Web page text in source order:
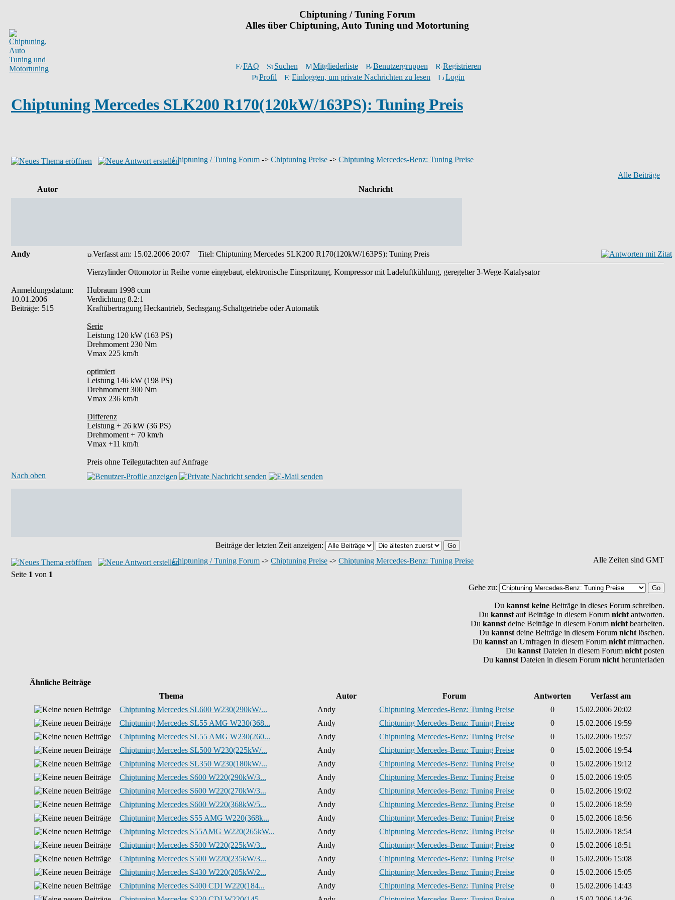
Chiptuning / Tuning Forum
Alles über Chiptuning, Auto Tuning und Motortuning
FAQ Suchen Mitgliederliste Benutzergruppen
Registrieren
Profil
Einloggen, um private Nachrichten zu lesen Login
Chiptuning Mercedes SLK200 R170(120kW/163PS): Tuning Preis
Chiptuning / Tuning Forum -> Chiptuning Preise -> Chiptuning Mercedes-Benz: Tuning Preise
Alle Beiträge
Autor
Nachricht
Andy
Anmeldungsdatum:
10.01.2006
Beiträge: 515
Verfasst am: 15.02.2006 20:07 Titel: Chiptuning Mercedes SLK200 R170(120kW/163PS): Tuning Preis
Vierzylinder Ottomotor in Reihe vorne eingebaut, elektronische Einspritzung, Kompressor mit Ladeluftkühlung, geregelter 3-Wege-Katalysator
Hubraum 1998 ccm
Verdichtung 8.2:1
Kraftübertragung Heckantrieb, Sechsgang-Schaltgetriebe oder Automatik
Serie
Leistung 120 kW (163 PS)
Drehmoment 230 Nm
Vmax 225 km/h
optimiert
Leistung 146 kW (198 PS)
Drehmoment 300 Nm
Vmax 236 km/h
Differenz
Leistung + 26 kW (36 PS)
Drehmoment + 70 km/h
Vmax +11 km/h
Preis ohne Teilegutachten auf Anfrage
Nach oben
Beiträge der letzten Zeit anzeigen:
Chiptuning / Tuning Forum -> Chiptuning Preise -> Chiptuning Mercedes-Benz: Tuning Preise
Alle Zeiten sind GMT
Seite 1 von 1
Gehe zu:
Du kannst keine Beiträge in dieses Forum schreiben.
Du kannst auf Beiträge in diesem Forum nicht antworten.
Du kannst deine Beiträge in diesem Forum nicht bearbeiten.
Du kannst deine Beiträge in diesem Forum nicht löschen.
Du kannst an Umfragen in diesem Forum nicht mitmachen.
Du kannst Dateien in diesem Forum nicht posten
Du kannst Dateien in diesem Forum nicht herunterladen
Ähnliche Beiträge
Thema
Autor Forum Antworten
Verfasst am
Chiptuning Mercedes SL600 W230(290kW/...
Andy Chiptuning Mercedes-Benz: Tuning Preise 0
15.02.2006 20:02
Chiptuning Mercedes SL55 AMG W230(368...
Andy Chiptuning Mercedes-Benz: Tuning Preise 0
15.02.2006 19:59
Chiptuning Mercedes SL55 AMG W230(260...
Andy Chiptuning Mercedes-Benz: Tuning Preise 0
15.02.2006 19:57
Chiptuning Mercedes SL500 W230(225kW/...
Andy Chiptuning Mercedes-Benz: Tuning Preise 0
15.02.2006 19:54
Chiptuning Mercedes SL350 W230(180kW/...
Andy Chiptuning Mercedes-Benz: Tuning Preise 0
15.02.2006 19:12
Chiptuning Mercedes S600 W220(290kW/3...
Andy Chiptuning Mercedes-Benz: Tuning Preise 0
15.02.2006 19:05
Chiptuning Mercedes S600 W220(270kW/3...
Andy Chiptuning Mercedes-Benz: Tuning Preise 0
15.02.2006 19:02
Chiptuning Mercedes S600 W220(368kW/5...
Andy Chiptuning Mercedes-Benz: Tuning Preise 0
15.02.2006 18:59
Chiptuning Mercedes S55 AMG W220(368k...
Andy Chiptuning Mercedes-Benz: Tuning Preise 0
15.02.2006 18:56
Chiptuning Mercedes S55AMG W220(265kW...
Andy Chiptuning Mercedes-Benz: Tuning Preise 0
15.02.2006 18:54
Chiptuning Mercedes S500 W220(225kW/3...
Andy Chiptuning Mercedes-Benz: Tuning Preise 0
15.02.2006 18:51
Chiptuning Mercedes S500 W220(235kW/3...
Andy Chiptuning Mercedes-Benz: Tuning Preise 0
15.02.2006 15:08
Chiptuning Mercedes S430 W220(205kW/2...
Andy Chiptuning Mercedes-Benz: Tuning Preise 0
15.02.2006 15:05
Chiptuning Mercedes S400 CDI W220(184...
Andy Chiptuning Mercedes-Benz: Tuning Preise 0
15.02.2006 14:43